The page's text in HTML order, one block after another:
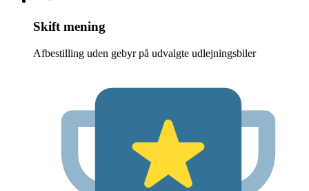
Skift mening
Afbestilling uden gebyr på udvalgte udlejningsbiler